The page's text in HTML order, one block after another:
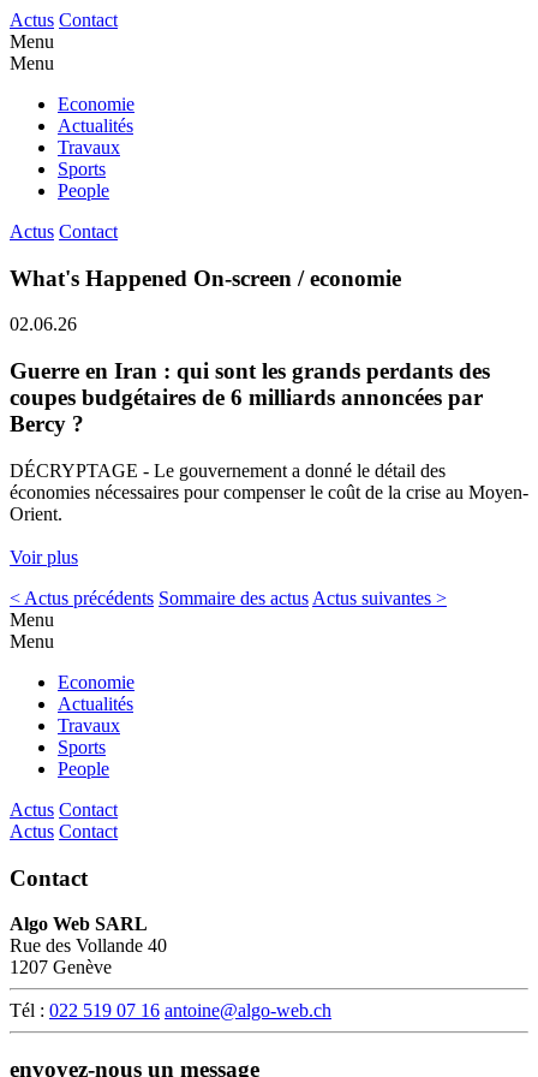
Actus Contact
Menu
Menu
Economie
Actualités
Travaux
Sports
People
Actus Contact
What's Happened On-screen / economie
02.06.26
Guerre en Iran : qui sont les grands perdants des
coupes budgétaires de 6 milliards annoncées par
Bercy ?
DÉCRYPTAGE - Le gouvernement a donné le détail des
économies nécessaires pour compenser le coût de la crise au Moyen-
Orient.
Voir plus
< Actus précédents Sommaire des actus Actus suivantes >
Menu
Menu
Economie
Actualités
Travaux
Sports
People
Actus Contact
Actus Contact
Contact
Algo Web SARL
Rue des Vollande 40
1207 Genève
Tél : 022 519 07 16 antoine@algo-web.ch
envoyez-nous un message